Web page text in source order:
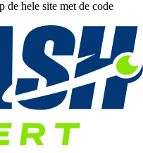
hele site met de code